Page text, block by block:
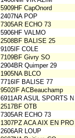
5909HF CapOnord
2407NA POP
7305AR ECHO 73
5906HF VALMO
2508BF BALISE 25
9105IF COLE
7109BF Givry SO
2904BR Quimper 29
1905NA BLCO
7716IF BALISE 77
9502IF ACBeauchamp
6911AR ASUL SPORTS
2517BF OTB
7305AR ECHO 73
1307PZ ACA AIX EN
2606AR LOUP